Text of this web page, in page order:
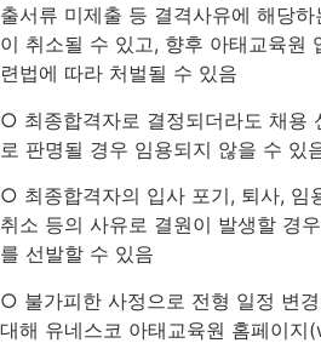
출서류 미제출 등 결격사유에 해당
이 취소될 수 있고, 향후 아태교육원
련법에 따라 처벌될 수 있음
○ 최종합격자로 결정되더라도 채용
로 판명될 경우 임용되지 않을 수 있
○ 최종합격자의 입사 포기, 퇴사, 임
취소 등의 사유로 결원이 발생할 경
를 선발할 수 있음
○ 불가피한 사정으로 전형 일정 변
대해 유네스코 아태교육원 홈페이